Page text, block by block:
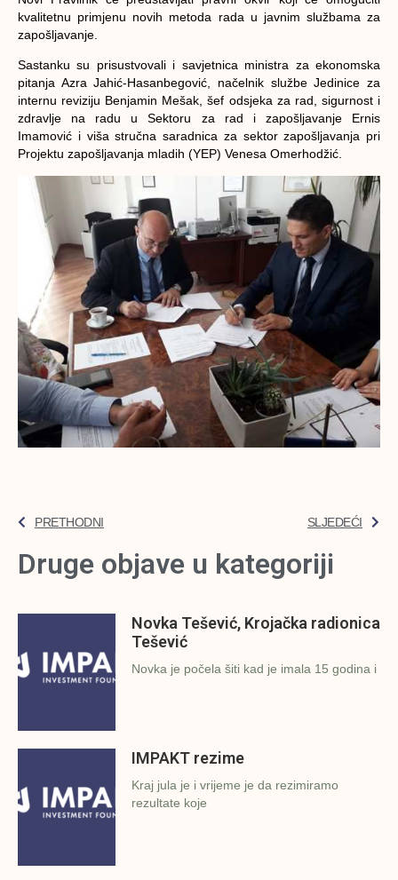
kvalitetnu primjenu novih metoda rada u javnim službama za
zapošljavanje.
Sastanku su prisustvovali i savjetnica ministra za ekonomska
pitanja Azra Jahić-Hasanbegović, načelnik službe Jedinice za
internu reviziju Benjamin Mešak, šef odsjeka za rad, sigurnost i
zdravlje na radu u Sektoru za rad i zapošljavanje Ernis
Imamović i viša stručna saradnica za sektor zapošljavanja pri
Projektu zapošljavanja mladih (YEP) Venesa Omerhodžić.
PRETHODNI SLJEDEĆI
Druge objave u kategoriji
Novka Tešević, Krojačka radionica
Tešević
Novka je počela šiti kad je imala 15 godina i
IMPAKT rezime
Kraj jula je i vrijeme je da rezimiramo
rezultate koje